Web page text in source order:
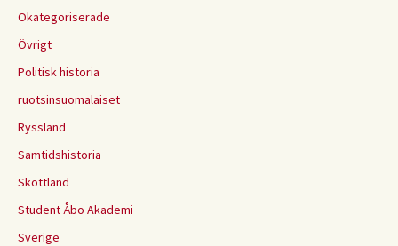
Okategoriserade
Övrigt
Politisk historia
ruotsinsuomalaiset
Ryssland
Samtidshistoria
Skottland
Student Åbo Akademi
Sverige